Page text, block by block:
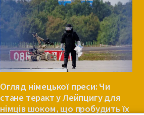
Огляд німецької преси: Чи
стане теракт у Лейпцигу для
німців шоком, що пробудить їх